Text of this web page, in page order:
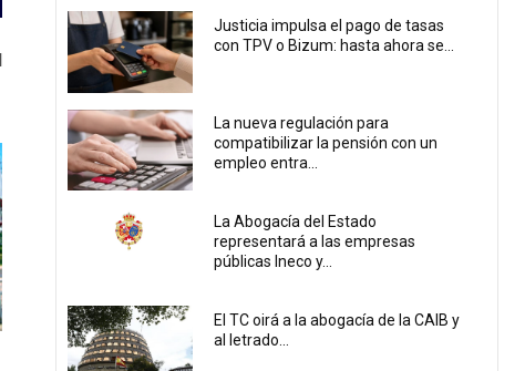
Justicia impulsa el pago de tasas
con TPV o Bizum: hasta ahora se...
La nueva regulación para
compatibilizar la pensión con un
empleo entra...
La Abogacía del Estado
representará a las empresas
públicas Ineco y...
El TC oirá a la abogacía de la CAIB y
al letrado...